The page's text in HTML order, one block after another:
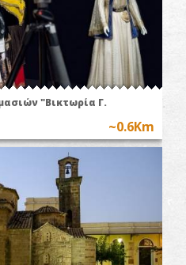
"Βικτωρία Γ.
~0.6Km